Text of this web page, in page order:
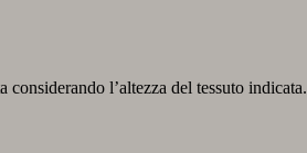
l’altezza del tessuto indicata.